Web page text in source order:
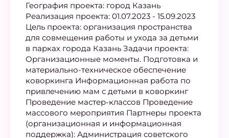
География проекта: город Казань
Реализация проекта: 01.07.2023 - 15.09.2023
Цель проекта: организация пространства
для совмещения работы и ухода за детьми
в парках города Казань Задачи проекта:
Организационные моменты. Подготовка и
материально-техническое обеспечение
коворкинга Информационная работа по
привлечению мам с детьми в коворкинг
Проведение мастер-классов Проведение
массового мероприятия Партнеры проекта
(организационная и информационная
поддержка): Администрация советского